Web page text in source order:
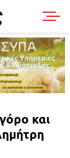
και